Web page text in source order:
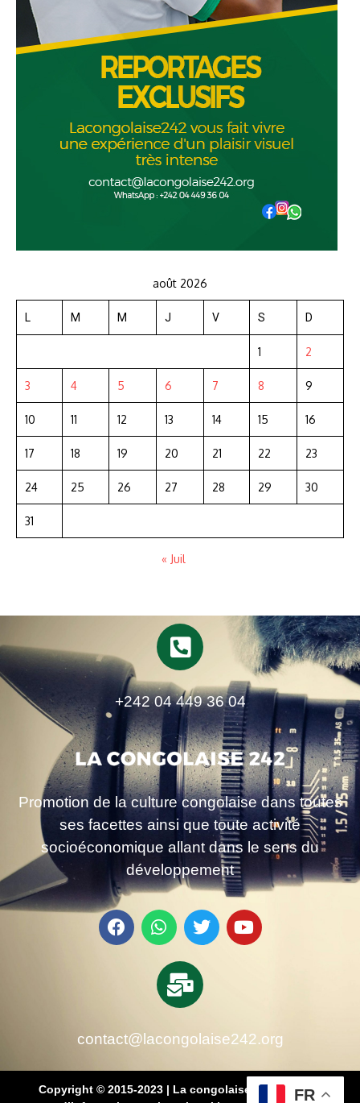
août 2026
L M M J V S D
1 2
3 4 5 6 7 8 9
10 11 12 13 14 15 16
17 18 19 20 21 22 23
24 25 26 27 28 29 30
31
« Juil
+242 04 449 36 04
Promotion de la culture congolaise dans toutes
ses facettes ainsi que toute activité
socioéconomique allant dans le sens du
développement
contact@lacongolaise242.org
Copyright © 2015-2023 | La congolaise 242 – média
FR